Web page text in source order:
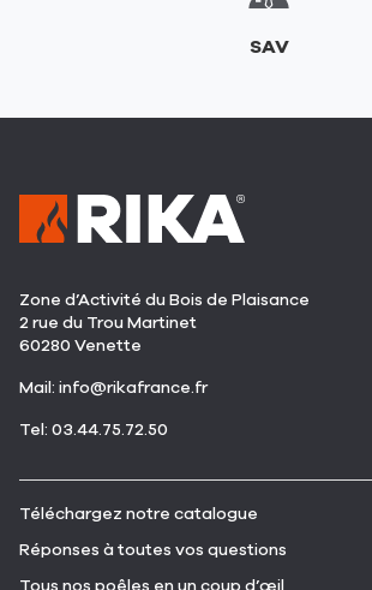
SAV
Zone d’Activité du Bois de Plaisance
2 rue du Trou Martinet
60280 Venette
Mail: info@rikafrance.fr(ouvre
fenêtre)
Tel: 03.44.75.72.50
une
fenêtre)
Téléchargez notre catalogue
une
nouvelle
Réponses à toutes vos questions